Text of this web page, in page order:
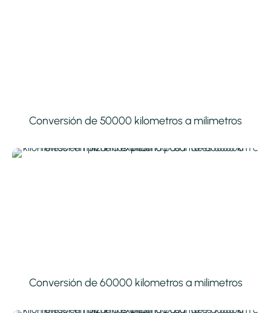
Conversión de 50000 kilometros a milimetros
Conversión de 60000 kilometros a milimetros